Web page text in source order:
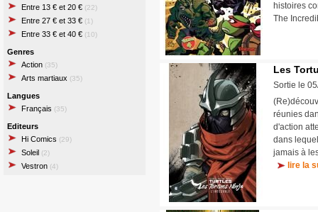
Entre 13 € et 20 € (22)
Entre 27 € et 33 € (1)
Entre 33 € et 40 € (10)
Genres
Action (35)
Arts martiaux (35)
Langues
Français (35)
Editeurs
Hi Comics (29)
Soleil (2)
Vestron (4)
histoires
The
Les
Sortie le
réunies
d'action
dans
jamais à
lire la